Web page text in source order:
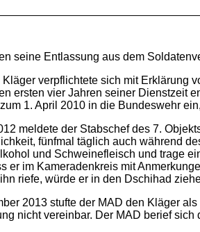
seine Entlassung aus dem
sich mit Erklärung vom
ersten vier Jahren seiner Dienstzeit
1. April 2010 in die Bundeswehr
meldete der Stabschef des 7.
fünfmal täglich auch während
und Schweinefleisch und trage
er im Kameradenkreis mit
riefe, würde er in den Dschihad
2013 stufte der MAD den Kläger
nicht vereinbar. Der MAD berief